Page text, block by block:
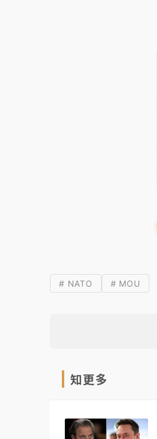
# NATO # MOU
知更多